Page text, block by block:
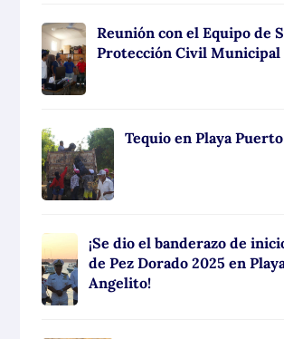
Reunión con el Equipo de
Protección Civil Municipal
Tequio en Playa
¡Se dio el banderazo de
de Pez Dorado 2025 en
Angelito!